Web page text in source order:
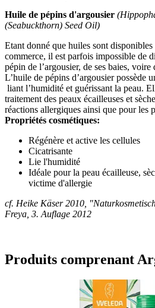
Huile de pépins d'argousier
(Seabuckthorn) Seed Oil)
Etant donné que huiles sont
commerce, il est parfois impossible de
pépin de l’argousier, de ses baies, voire
L’huile de pépins d’argousier possède
liant l’humidité et guérissant la peau.
traitement des peaux écailleuses et
réactions allergiques ainsi que pour les
Propriétés cosmétiques:
Régénère et active les cellules
Cicatrisante
Lie l'humidité
Idéale pour la peau écailleuse,
victime d'allergie
cf. Heike Käser 2010,
Freya, 3. Auflage 2012
Produits comprenant